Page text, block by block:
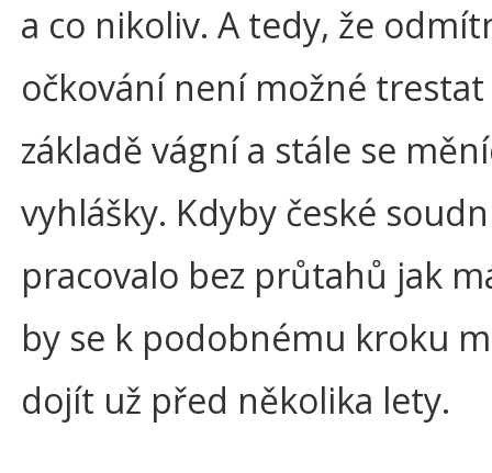
a co nikoliv. A tedy, že
očkování není možné
základě vágní a stále se
vyhlášky. Kdyby české
pracovalo bez průtahů jak
by se k podobnému kroku
dojít už před několika lety.